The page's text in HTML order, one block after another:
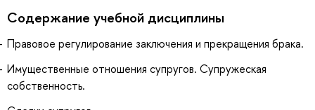
Содержание учебной дисциплины
Правовое регулирование заключения и прекращения брака.
Имущественные отношения супругов. Супружеская
собственность.